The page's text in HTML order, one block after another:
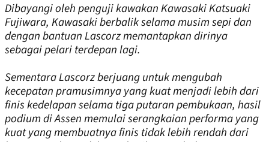
Dibayangi oleh penguji kawakan Kawasaki Katsuaki
Fujiwara, Kawasaki berbalik selama musim sepi dan
dengan bantuan Lascorz memantapkan dirinya
sebagai pelari terdepan lagi.
Sementara Lascorz berjuang untuk mengubah
kecepatan pramusimnya yang kuat menjadi lebih dari
finis kedelapan selama tiga putaran pembukaan, hasil
podium di Assen memulai serangkaian performa yang
kuat yang membuatnya finis tidak lebih rendah dari